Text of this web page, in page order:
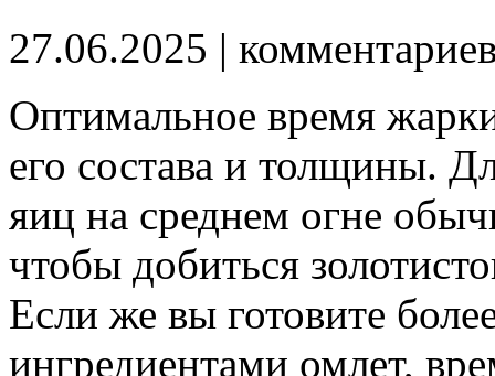
27.06.2025 |
Оптимальное время
его состава и толщины.
яиц на среднем огне
чтобы добиться
Если же вы готовите
ингредиентами омлет,